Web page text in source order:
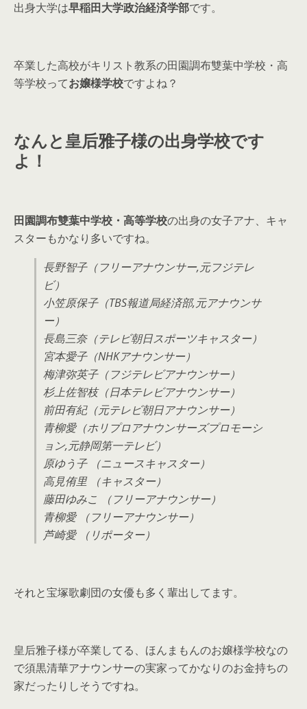
出身大学は早稲田大学政治経済学部です。
卒業した高校がキリスト教系の田園調布雙葉中学校・高
等学校ってお嬢様学校ですよね？
なんと皇后雅子様の出身学校です
よ！
田園調布雙葉中学校・高等学校の出身の女子アナ、キャ
スターもかなり多いですね。
長野智子（フリーアナウンサー,元フジテレ
ビ）
小笠原保子（TBS報道局経済部,元アナウンサ
ー）
長島三奈（テレビ朝日スポーツキャスター）
宮本愛子（NHKアナウンサー）
梅津弥英子（フジテレビアナウンサー）
杉上佐智枝（日本テレビアナウンサー）
前田有紀（元テレビ朝日アナウンサー）
青柳愛（ホリプロアナウンサーズプロモーシ
ョン,元静岡第一テレビ）
原ゆう子 （ニュースキャスター）
高見侑里 （キャスター）
藤田ゆみこ （フリーアナウンサー）
青柳愛 （フリーアナウンサー）
芦崎愛 （リポーター）
それと宝塚歌劇団の女優も多く輩出してます。
皇后雅子様が卒業してる、ほんまもんのお嬢様学校なの
で須黒清華アナウンサーの実家ってかなりのお金持ちの
家だったりしそうですね。